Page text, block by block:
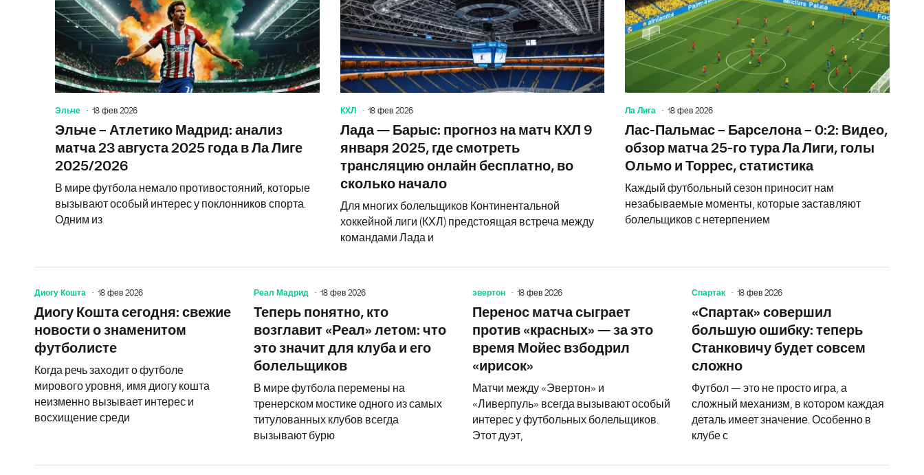
Эльче 18 фев 2026
Эльче – Атлетико Мадрид: анализ
матча 23 августа 2025 года в Ла Лиге
2025/2026
В мире футбола немало противостояний, которые
вызывают особый интерес у поклонников спорта.
Одним из
КХЛ 18 фев 2026
Лада — Барыс: прогноз на матч КХЛ 9
января 2025, где смотреть
трансляцию онлайн бесплатно, во
сколько начало
Для многих болельщиков Континентальной
хоккейной лиги (КХЛ) предстоящая встреча между
командами Лада и
Ла Лига 18 фев 2026
Лас-Пальмас – Барселона – 0:2: Видео,
обзор матча 25-го тура Ла Лиги, голы
Ольмо и Торрес, статистика
Каждый футбольный сезон приносит нам
незабываемые моменты, которые заставляют
болельщиков с нетерпением
Диогу Кошта 18 фев 2026
Диогу Кошта сегодня: свежие
новости о знаменитом
футболисте
Когда речь заходит о футболе
мирового уровня, имя диогу кошта
неизменно вызывает интерес и
восхищение среди
Диогу Кошта сегодня: свежие новости о знаменитом футболисте
Реал Мадрид 18 фев 2026
Теперь понятно, кто
возглавит «Реал» летом: что
это значит для клуба и его
болельщиков
В мире футбола перемены на
тренерском мостике одного из самых
титулованных клубов всегда
вызывают бурю
Теперь понятно, кто возглавит «Реал» летом: что это
эвертон 18 фев 2026
Перенос матча сыграет
против «красных» — за это
время Мойес взбодрил
«ирисок»
Матчи между «Эвертон» и
«Ливерпуль» всегда вызывают особый
интерес у футбольных болельщиков.
Этот дуэт,
Спартак 18 фев 2026
«Спартак» совершил
большую ошибку: теперь
Станковичу будет совсем
сложно
Футбол — это не просто игра, а
сложный механизм, в котором каждая
деталь имеет значение. Особенно в
клубе с